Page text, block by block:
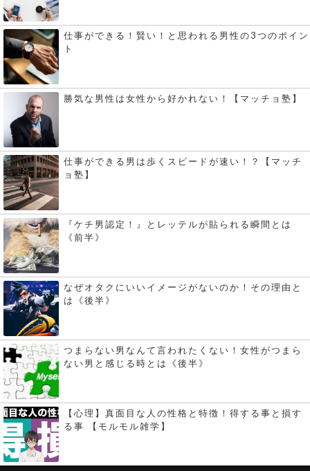
仕事ができる！賢い！と思われる男性の3つのポイン
ト
勝気な男性は女性から好かれない！【マッチョ塾】
仕事ができる男は歩くスピードが速い！？【マッチ
ョ塾】
『ケチ男認定！』とレッテルが貼られる瞬間とは
《前半》
なぜオタクにいいイメージがないのか！その理由と
は《後半》
つまらない男なんて言われたくない！女性がつまら
ない男と感じる時とは《後半》
【心理】真面目な人の性格と特徴！得する事と損す
る事 【モルモル雑学】